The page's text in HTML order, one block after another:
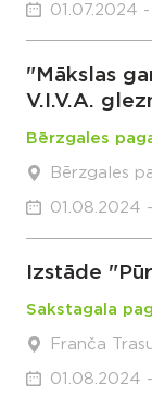
01.07.2024
"Mākslas
V.I.V.A.
Bērzgales
Bērzgales
01.08.2024
Izstāde
Sakstagala
Franča
01.08.2024